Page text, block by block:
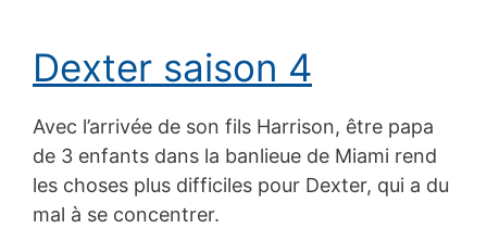
Dexter saison 4
Avec l’arrivée de son fils Harrison, être papa
de 3 enfants dans la banlieue de Miami rend
les choses plus difficiles pour Dexter, qui a du
mal à se concentrer.